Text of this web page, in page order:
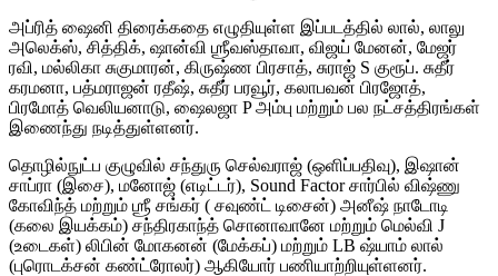
அப்ரித் ஷைனி திரைக்கதை எழுதியுள்ள இப்படத்தில் லால், லாலு
அலெக்ஸ், சித்திக், ஷான்வி ஶ்ரீவஸ்தாவா, விஜய் மேனன், மேஜர்
ரவி, மல்லிகா சுகுமாரன், கிருஷ்ண பிரசாத், சுராஜ் S குரூப். சுதீர்
கரமனா, பத்மராஜன் ரதீஷ், சுதீர் பரவூர், கலாபவன் பிரஜோத்,
பிரமோத் வெலியனாடு, ஷைலஜா P அம்பு மற்றும் பல நட்சத்திரங்கள்
இணைந்து நடித்துள்ளனர்.
தொழில்நுட்ப குழுவில் சந்துரு செல்வராஜ் (ஒளிப்பதிவு), இஷான்
சாப்ரா (இசை), மனோஜ் (எடிட்டர்), Sound Factor சார்பில் விஷ்ணு
கோவிந்த் மற்றும் ஶ்ரீ சங்கர் ( சவுண்ட் டிசைன்) அனீஷ் நாடோடி
(கலை இயக்கம்) சந்திரகாந்த் சொனாவானே மற்றும் மெல்வி J
(உடைகள்) லிபின் மோகனன் (மேக்கப்) மற்றும் LB ஷ்யாம் லால்
(புரொடக்சன் கண்ட்ரோலர்) ஆகியோர் பணியாற்றியுள்ளனர்.